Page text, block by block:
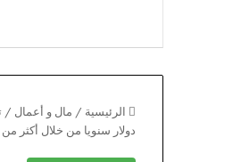
الرئيسية / مال و أعمال /
دولار سنويا من خلال أكثر من 195 مركزا للتعهيد